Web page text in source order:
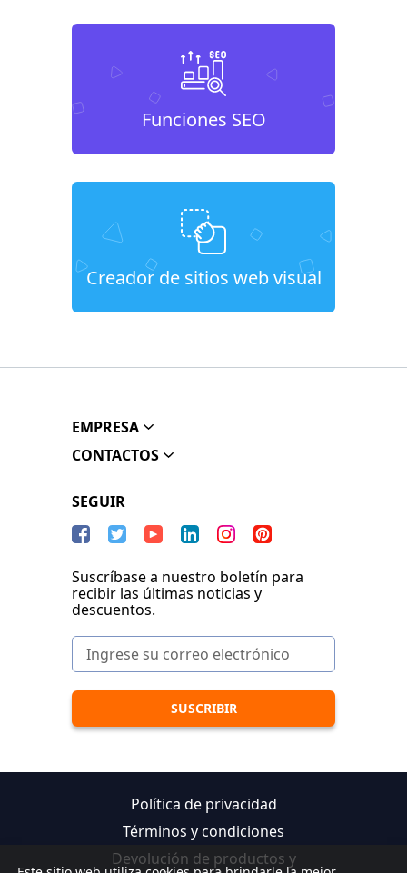
Funciones SEO
Creador de sitios web visual
EMPRESA
CONTACTOS
SEGUIR
Suscríbase a nuestro boletín para
recibir las últimas noticias y
descuentos.
Política de privacidad
Términos y condiciones
Devolución de productos y